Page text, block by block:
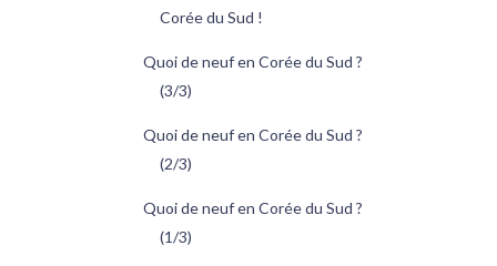
Corée du Sud !
Quoi de neuf en Corée du Sud ?
(3/3)
Quoi de neuf en Corée du Sud ?
(2/3)
Quoi de neuf en Corée du Sud ?
(1/3)